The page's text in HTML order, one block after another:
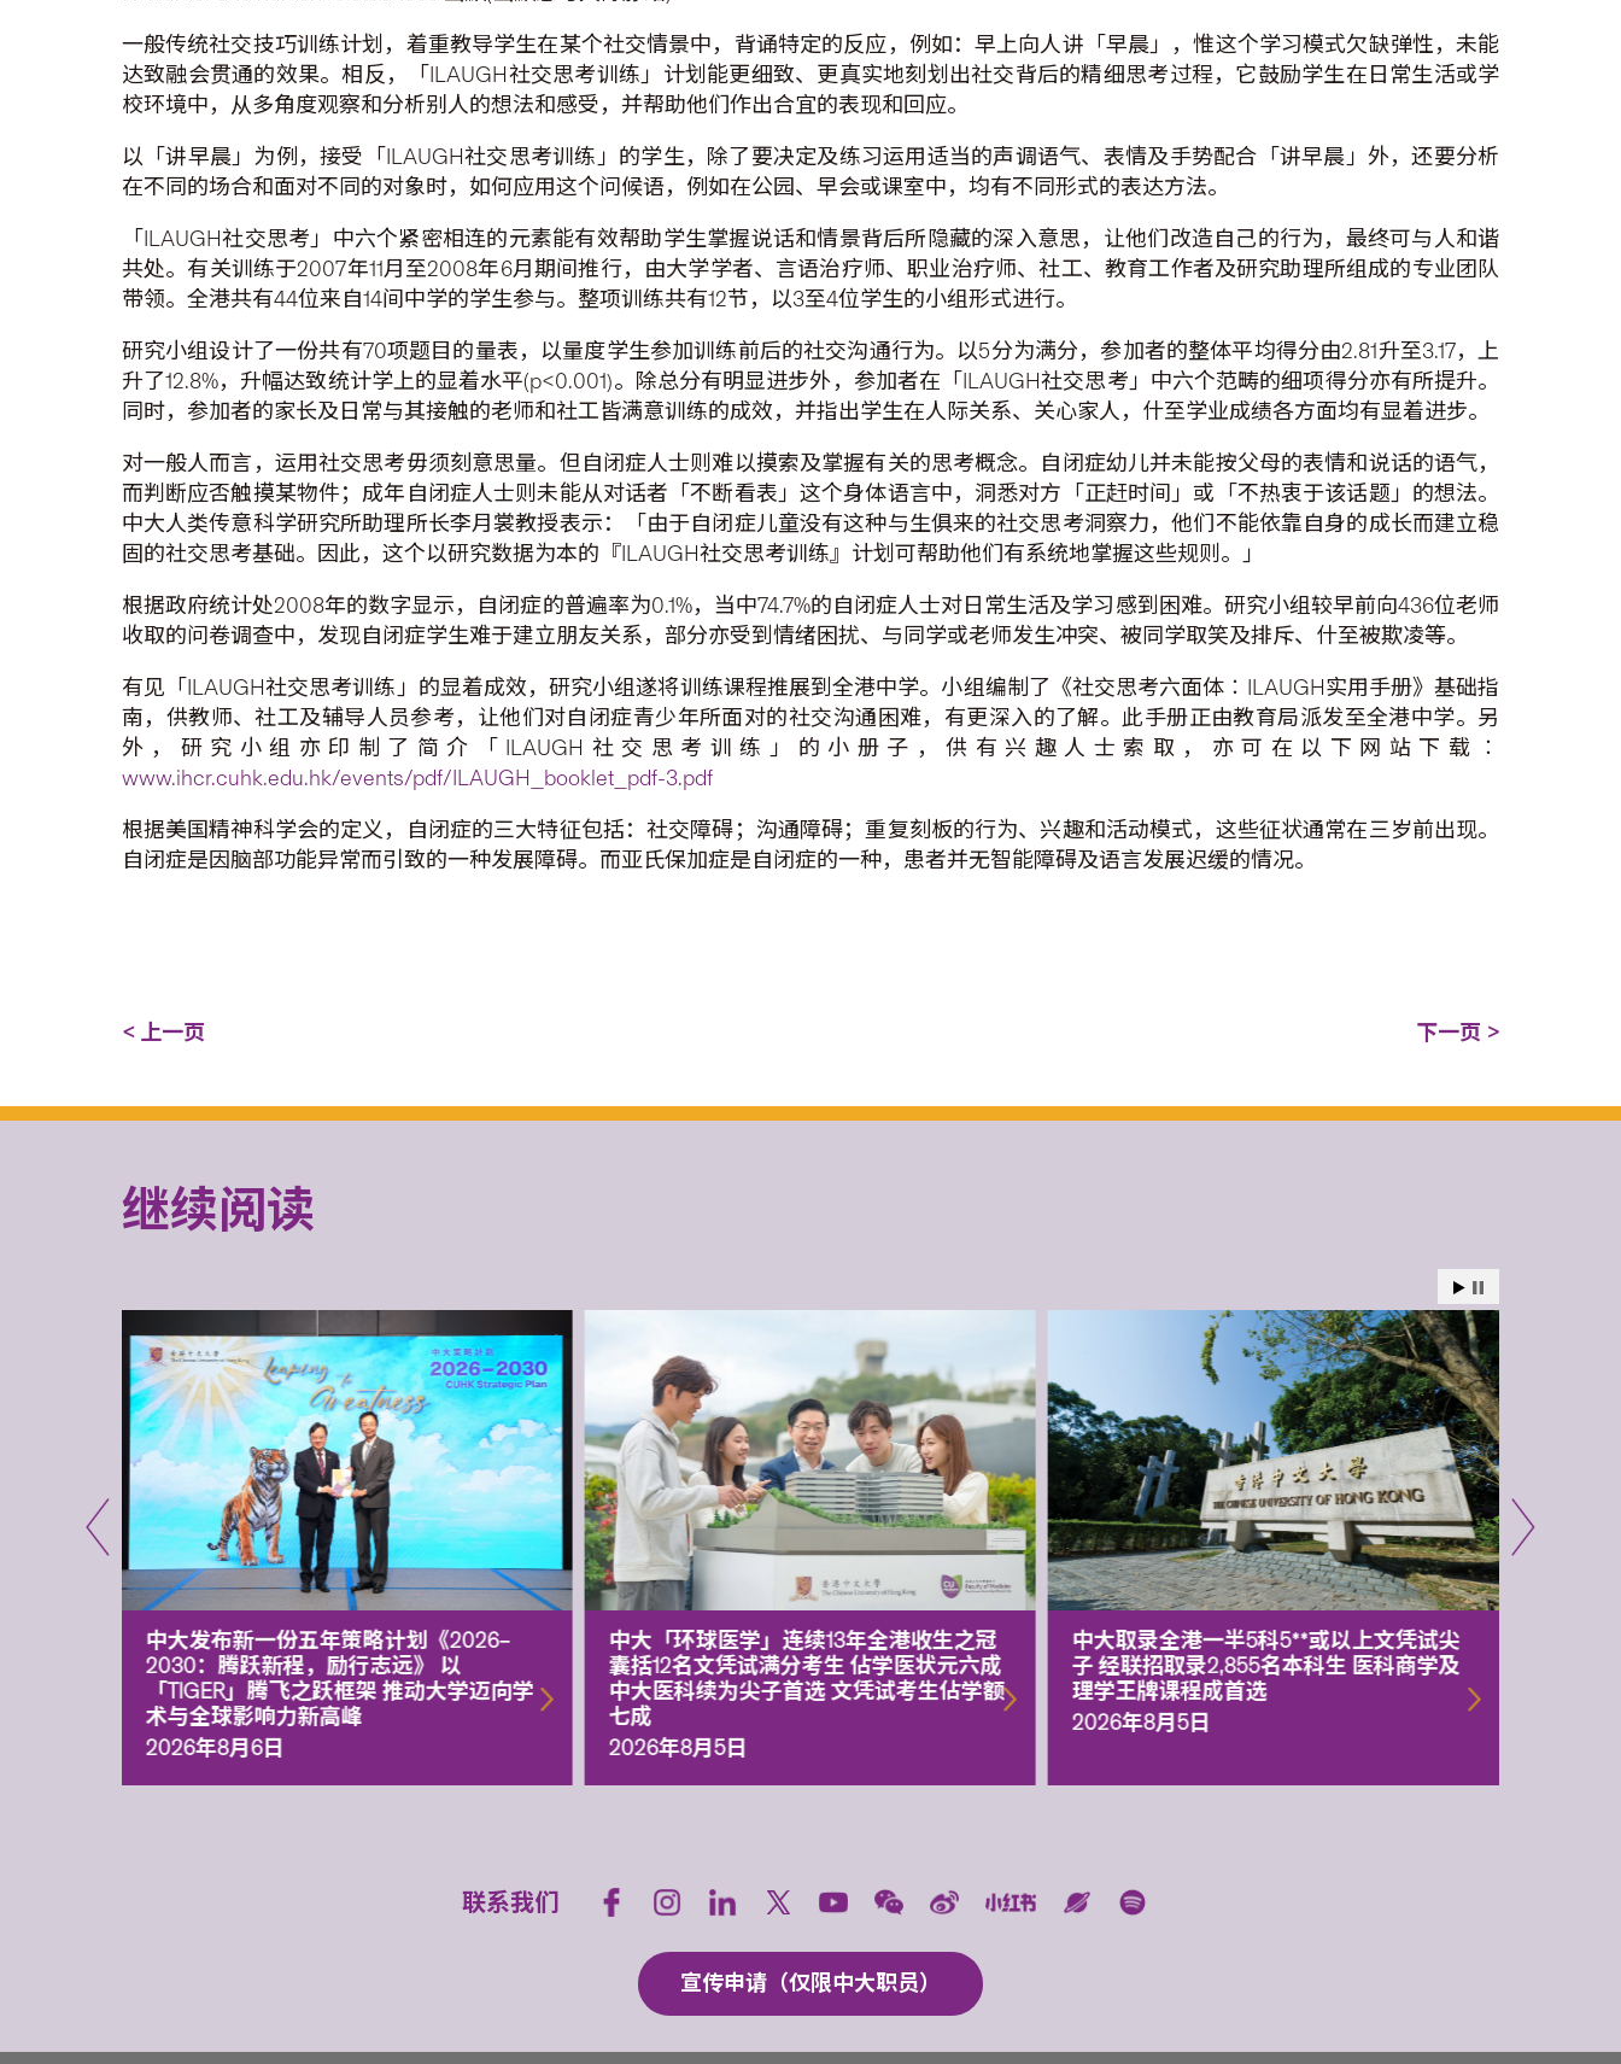
一般传统社交技巧训练计划，着重教导学生在某个社交情景中，背诵特定的反应，例如：早上向人讲「早晨」，惟这个学习模式欠缺弹性，未能
达致融会贯通的效果。相反，「ILAUGH社交思考训练」计划能更细致、更真实地刻划出社交背后的精细思考过程，它鼓励学生在日常生活或学
校环境中，从多角度观察和分析别人的想法和感受，并帮助他们作出合宜的表现和回应。
以「讲早晨」为例，接受「ILAUGH社交思考训练」的学生，除了要决定及练习运用适当的声调语气、表情及手势配合「讲早晨」外，还要分析
在不同的场合和面对不同的对象时，如何应用这个问候语，例如在公园、早会或课室中，均有不同形式的表达方法。
「ILAUGH社交思考」中六个紧密相连的元素能有效帮助学生掌握说话和情景背后所隐藏的深入意思，让他们改造自己的行为，最终可与人和谐
共处。有关训练于2007年11月至2008年6月期间推行，由大学学者、言语治疗师、职业治疗师、社工、教育工作者及研究助理所组成的专业团队
带领。全港共有44位来自14间中学的学生参与。整项训练共有12节，以3至4位学生的小组形式进行。
研究小组设计了一份共有70项题目的量表，以量度学生参加训练前后的社交沟通行为。以5分为满分，参加者的整体平均得分由2.81升至3.17，上
升了12.8%，升幅达致统计学上的显着水平(p<0.001)。除总分有明显进步外，参加者在「ILAUGH社交思考」中六个范畴的细项得分亦有所提升。
同时，参加者的家长及日常与其接触的老师和社工皆满意训练的成效，并指出学生在人际关系、关心家人，什至学业成绩各方面均有显着进步。
对一般人而言，运用社交思考毋须刻意思量。但自闭症人士则难以摸索及掌握有关的思考概念。自闭症幼儿并未能按父母的表情和说话的语气，
而判断应否触摸某物件；成年自闭症人士则未能从对话者「不断看表」这个身体语言中，洞悉对方「正赶时间」或「不热衷于该话题」的想法。
中大人类传意科学研究所助理所长李月裳教授表示：「由于自闭症儿童没有这种与生俱来的社交思考洞察力，他们不能依靠自身的成长而建立稳
固的社交思考基础。因此，这个以研究数据为本的『ILAUGH社交思考训练』计划可帮助他们有系统地掌握这些规则。」
根据政府统计处2008年的数字显示，自闭症的普遍率为0.1%，当中74.7%的自闭症人士对日常生活及学习感到困难。研究小组较早前向436位老师
收取的问卷调查中，发现自闭症学生难于建立朋友关系，部分亦受到情绪困扰、与同学或老师发生冲突、被同学取笑及排斥、什至被欺凌等。
有见「ILAUGH社交思考训练」的显着成效，研究小组遂将训练课程推展到全港中学。小组编制了《社交思考六面体︰ILAUGH实用手册》基础指
南，供教师、社工及辅导人员参考，让他们对自闭症青少年所面对的社交沟通困难，有更深入的了解。此手册正由教育局派发至全港中学。另
外，研究小组亦印制了简介「ILAUGH社交思考训练」的小册子，供有兴趣人士索取，亦可在以下网站下载︰
www.ihcr.cuhk.edu.hk/events/pdf/ILAUGH_booklet_pdf-3.pdf
根据美国精神科学会的定义，自闭症的三大特征包括：社交障碍；沟通障碍；重复刻板的行为、兴趣和活动模式，这些征状通常在三岁前出现。
自闭症是因脑部功能异常而引致的一种发展障碍。而亚氏保加症是自闭症的一种，患者并无智能障碍及语言发展迟缓的情况。
< 上一页 下一页 >
继续阅读
中大发布新一份五年策略计划《2026‒
2030：腾跃新程，励行志远》 以
「TIGER」腾飞之跃框架 推动大学迈向学
术与全球影响力新高峰
2026年8月6日
中大「环球医学」连续13年全港收生之冠
囊括12名文凭试满分考生 佔学医状元六成
中大医科续为尖子首选 文凭试考生佔学额
七成
2026年8月5日
中大取录全港一半5科5**或以上文凭试尖
子 经联招取录2,855名本科生 医科商学及
理学王牌课程成首选
2026年8月5日
联系我们
宣传申请（仅限中大职员）